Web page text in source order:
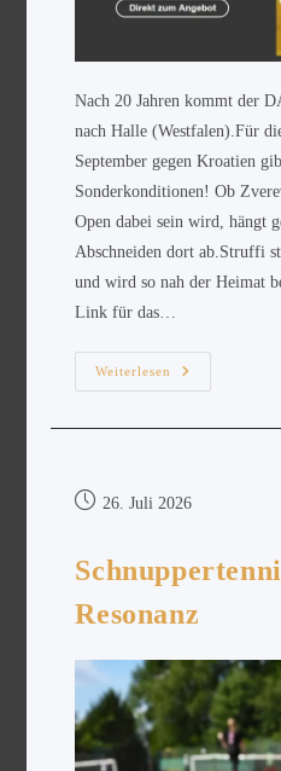
Nach 20 Jahren kommt der
nach Halle (Westfalen).Für
September gegen Kroatien
Sonderkonditionen! Ob
Open dabei sein wird, hängt
Abschneiden dort ab.Struffi
und wird so nah der Heimat
Link für das…
Weiterlesen
26. Juli 2026
Resonanz